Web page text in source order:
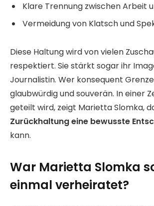
Klare Trennung zwischen Arbeit
Vermeidung von Klatsch und
Diese Haltung wird von vielen
respektiert. Sie stärkt sogar ihr
Journalistin. Wer konsequent
glaubwürdig und souverän. In einer
geteilt wird, zeigt Marietta Slomka,
Zurückhaltung eine bewusste
kann.
War Marietta Slomka
einmal verheiratet?